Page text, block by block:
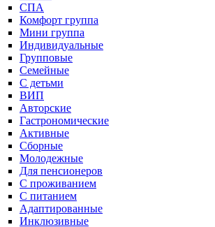
СПА
Комфорт группа
Мини группа
Индивидуальные
Групповые
Семейные
С детьми
ВИП
Авторские
Гастрономические
Активные
Сборные
Молодежные
Для пенсионеров
С проживанием
С питанием
Адаптированные
Инклюзивные